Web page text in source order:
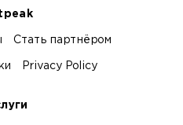
Стать партнёром
Privacy Policy